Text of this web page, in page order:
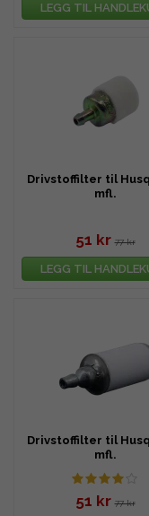
LEGG TIL
Drivstoffilter til
mfl.
51 kr 77 kr
LEGG TIL
Drivstoffilter til
mfl.
51 kr 77 kr